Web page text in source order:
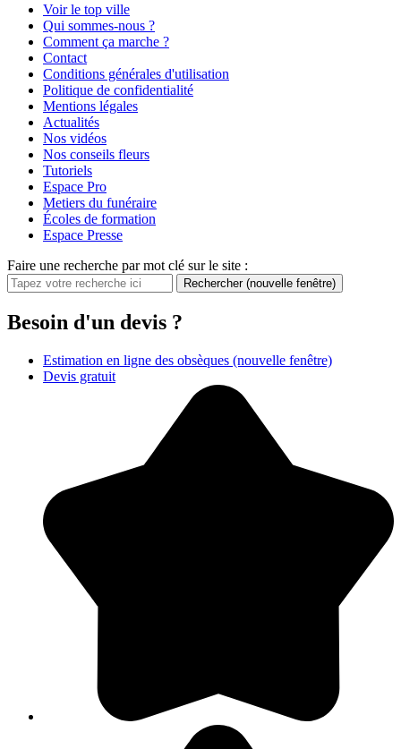
Voir le top ville
Qui sommes-nous ?
Comment ça marche ?
Contact
Conditions générales d'utilisation
Politique de confidentialité
Mentions légales
Actualités
Nos vidéos
Nos conseils fleurs
Tutoriels
Espace Pro
Metiers du funéraire
Écoles de formation
Espace Presse
Faire une recherche par mot clé sur le site :
Rechercher (nouvelle fenêtre)
Besoin d'un devis ?
Estimation en ligne des obsèques (nouvelle fenêtre)
Devis gratuit